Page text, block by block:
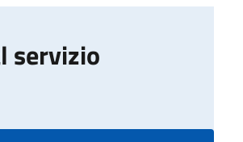
servizio